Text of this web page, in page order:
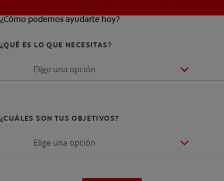
¿Cómo podemos ayudarte hoy?
¿QUÉ ES LO QUE NECESITAS?
Elige una opción
¿CUÁLES SON TUS OBJETIVOS?
Elige una opción